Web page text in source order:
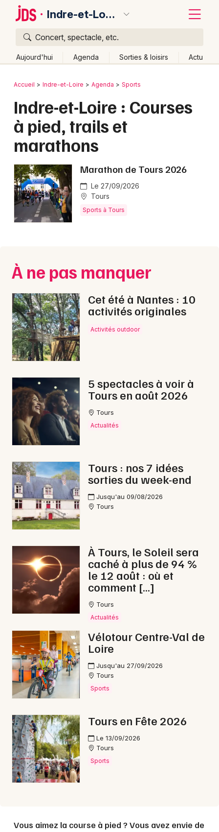
Indre-et-Loire
Concert, spectacle, etc.
Aujourd'hui Agenda Sorties & loisirs Actu
Publier un événement
Grands événements
Activité & Expérience
Manifestations
Foires & salons
Soirées
Sorties famille
Expos
Sorties & loisirs
Courses dans le Centre
Courses dans le Centre-Val de Loire
Newsletter des sorties
Artistes en tournée
Magazine en Indre-et-Loire
37 - Indre-et-Loire
Choisir mes départements
Je m'abonne
Bordeaux
Colmar
Lille
Lyon
Marseille
Mulhouse
Montpellier
Nice
Strasbourg
Toulouse
Toutes les villes
Retour
Accueil Indre-et-Loire Agenda Sports
Indre-et-Loire : Courses
à pied, trails et
marathons
Marathon de Tours 2026
Le 27/09/2026
Tours
Sports à Tours
À ne pas manquer
Cet été à Nantes : 10
activités originales
Activités outdoor
5 spectacles à voir à
Tours en août 2026
Tours
Actualités
Tours : nos 7 idées
sorties du week-end
Jusqu'au 09/08/2026
Tours
À Tours, le Soleil sera
caché à plus de 94 %
le 12 août : où et
comment […]
Tours
Actualités
Vélotour Centre-Val de
Loire
Jusqu'au 27/09/2026
Tours
Sports
Tours en Fête 2026
Le 13/09/2026
Tours
Sports
Vous aimez la course à pied ? Vous avez envie de
Quoi ?
Où ?
Changer de lieu
Quand ?
Aujourd'hui
Demain Ce week-end